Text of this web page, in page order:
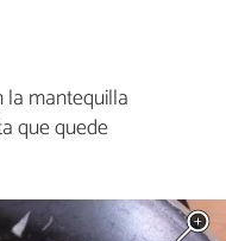
la mantequilla
que quede